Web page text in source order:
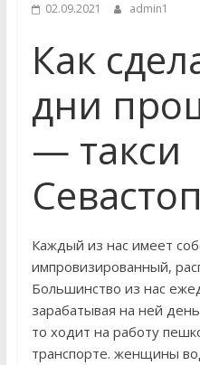
02.09.2021 admin1
Как
дни
— такси
Каждый из нас имеет
импровизированный,
Большинство из нас
зарабатывая на ней
то ходит на работу
транспорте. женщины